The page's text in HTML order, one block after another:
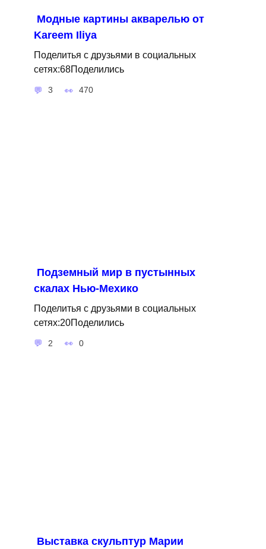
Модные картины акварелью от
Kareem Iliya
Поделитья с друзьями в социальных
сетях:68Поделились
3 470
Подземный мир в пустынных
скалах Нью-Мехико
Поделитья с друзьями в социальных
сетях:20Поделились
2 0
Выставка скульптур Марии